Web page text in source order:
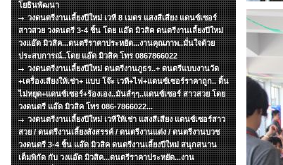
โยธินพัฒนา
วงดนตรีงานเลี้ยงปีใหม่ เวที 8 เมตร แสงสีเสียง แดนซ์เซอร์
สาวสวย วงดนตรี 3-4 ชิ้น โดย แอ๊ด มิวสิค ดนตรีงานเลี้ยงปีใหม่
วงแอ๊ด มิวสิค...ดนตรีราคาประหยัด...งานคุณภาพ..มั่นใจด้วย
ประสบการณ์..โดย แอ๊ด มิวสิค โทร 0867866022
วงดนตรีงานเลี้ยงปีใหม่ ดนตรีงานภูธร..+ ดนตรีแบบงานวัด
+เครื่องเสียงให้เช่า+ แบบ โจ๊ะ เวที+ไฟ+แดนซ์เซอร์ราคาถูก.. ดิ้น
ไม่หยุด+แดนซ์เซอร์+ร้องเอง..มันส์ๆๆ..แดนซ์เซอร์ สาวสวย โดย
วงดนตรี แอ๊ด มิวสิค โทร 086-7866022...
วงดนตรีงานเลี้ยงปีใหม่ เวทีให้เช่า แสงสีเสียง แดนซ์เซอร์สาว
สวย / ดนตรีงานเลี้ยงสังสรรค์ / ดนตรีงานแต่ง / ดนตรีงานบวช
วงดนตรี 3-4 ชิ้น แอ๊ด มิวสิค ดนตรีงานเลี้ยงปีใหม่ สนุกสนาน
เต็มพิกัด กับ วงแอ๊ด มิวสิค...ดนตรีราคาประหยัด...งาน